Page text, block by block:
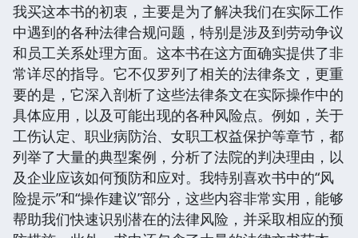
我买这本书的初衷，主要是为了解决我们在实际工作
中遇到的各种法律合规问题，特别是涉及到劳动争议
和员工关系处理方面。这本书在这方面确实提供了非
常详尽的指导。它不仅罗列了相关的法律条文，更重
要的是，它深入剖析了这些法律条文在实际操作中的
具体应用，以及可能出现的各种风险点。例如，关于
工伤认定、职业病防治、女职工权益保护等章节，都
列举了大量的典型案例，分析了法院的判决理由，以
及企业应该如何预防和应对。我特别喜欢书中的“风
险提示”和“操作建议”部分，这些内容非常实用，能够
帮助我们快速识别潜在的法律风险，并采取相应的预